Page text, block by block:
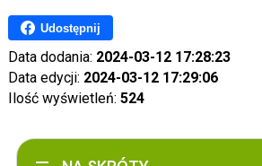
Udostępnij
Data dodania: 2024-03-12 17:28:23
Data edycji: 2024-03-12 17:29:06
Ilość wyświetleń: 524